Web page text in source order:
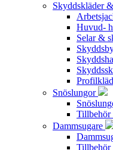
Skyddskläder
Huvud-
Selar &
Snöslungor
Tillbehör
Dammsugare
Tillbehör